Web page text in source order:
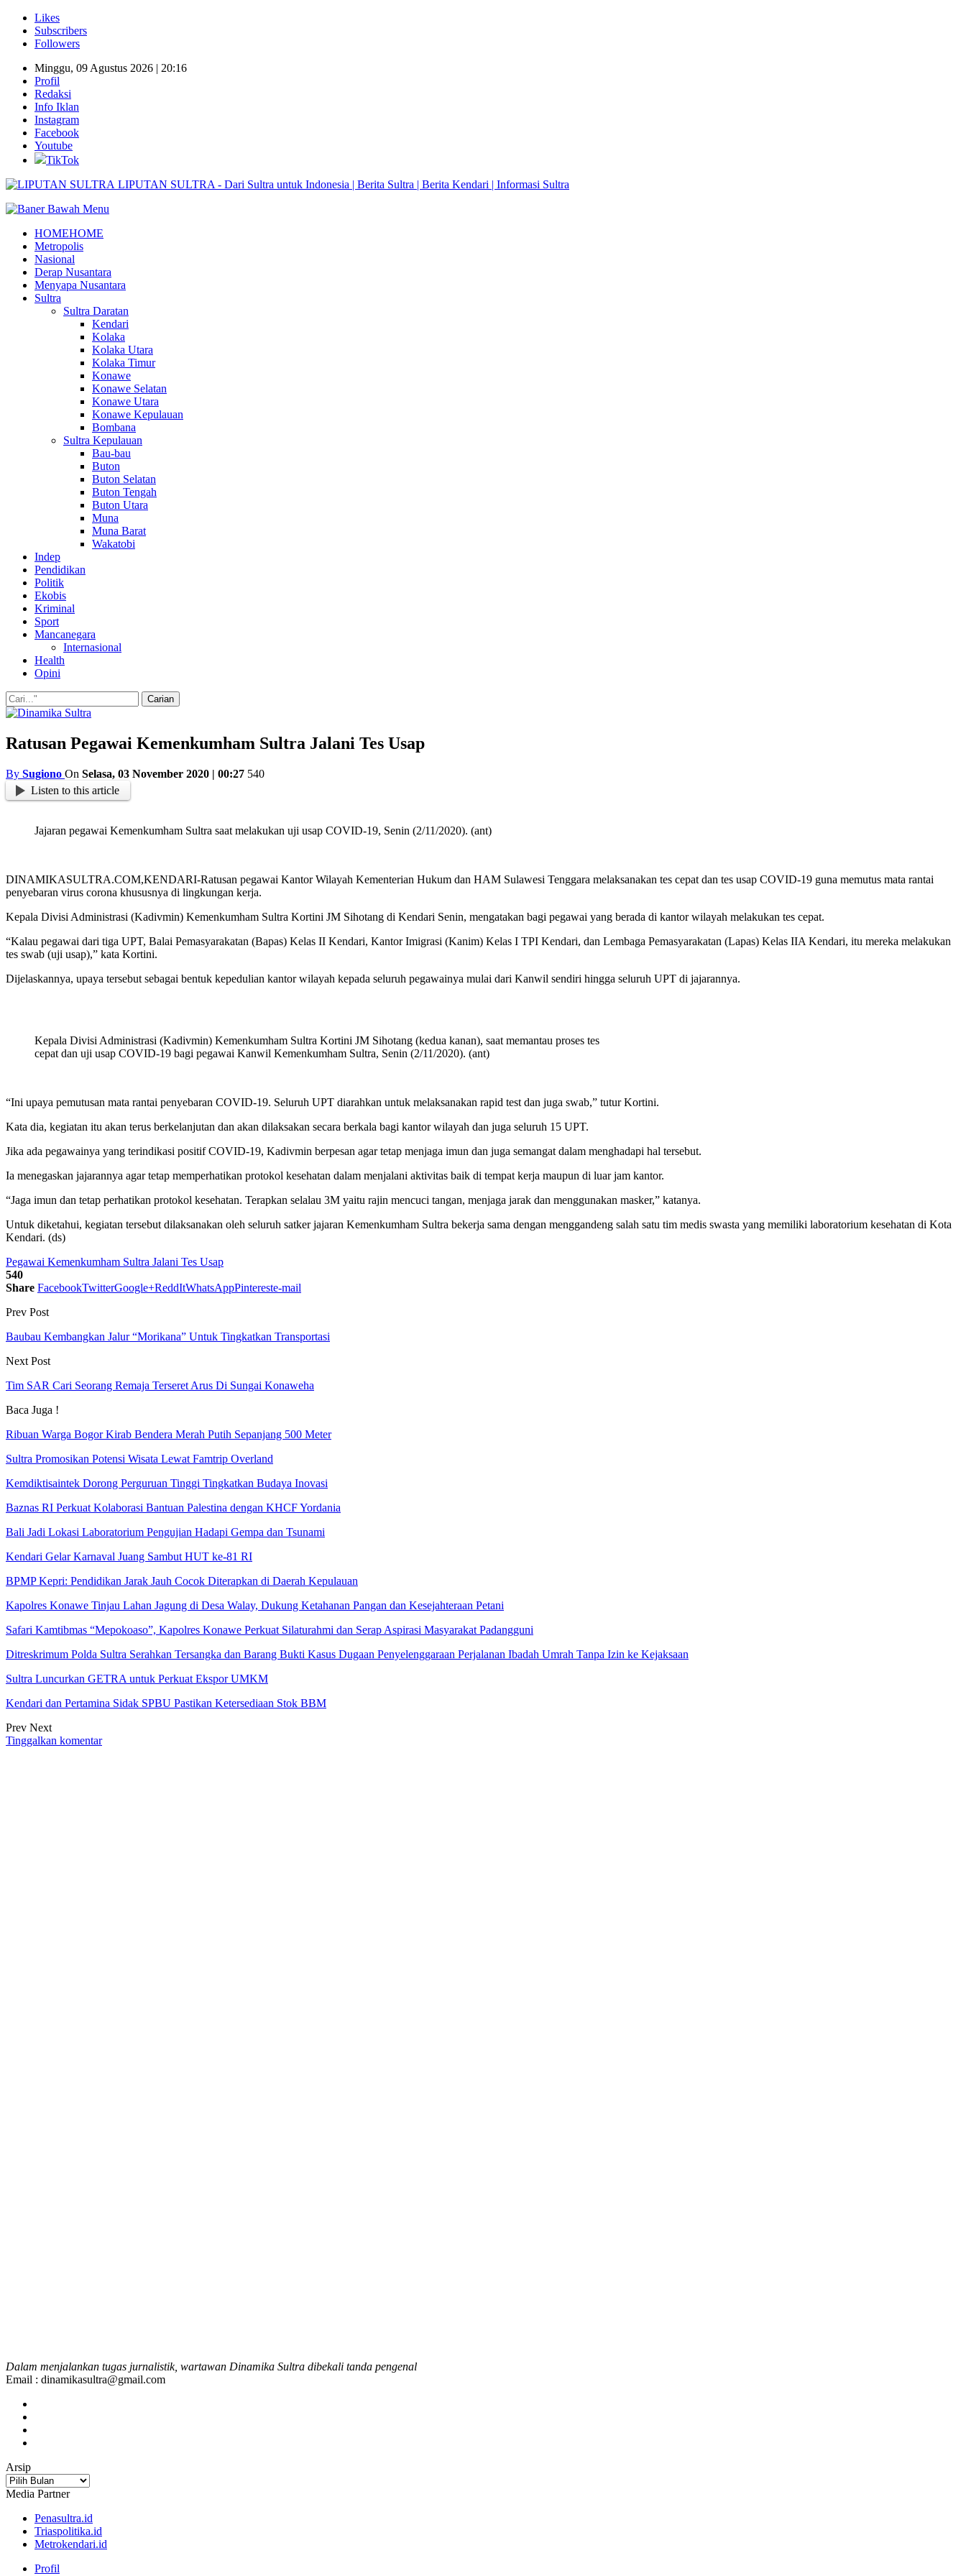
Likes
Subscribers
Followers
Minggu, 09 Agustus 2026 | 20:16
Profil
Redaksi
Info Iklan
Instagram
Facebook
Youtube
TikTok
LIPUTAN SULTRA - Dari Sultra untuk Indonesia | Berita Sultra | Berita Kendari | Informasi Sultra
HOMEHOME
Metropolis
Nasional
Derap Nusantara
Menyapa Nusantara
Sultra
Sultra Daratan
Kendari
Kolaka
Kolaka Utara
Kolaka Timur
Konawe
Konawe Selatan
Konawe Utara
Konawe Kepulauan
Bombana
Sultra Kepulauan
Bau-bau
Buton
Buton Selatan
Buton Tengah
Buton Utara
Muna
Muna Barat
Wakatobi
Indep
Pendidikan
Politik
Ekobis
Kriminal
Sport
Mancanegara
Internasional
Health
Opini
Ratusan Pegawai Kemenkumham Sultra Jalani Tes Usap
By Sugiono On Selasa, 03 November 2020 | 00:27 540
Listen to this article
Jajaran pegawai Kemenkumham Sultra saat melakukan uji usap COVID-19, Senin (2/11/2020). (ant)
DINAMIKASULTRA.COM,KENDARI-Ratusan pegawai Kantor Wilayah Kementerian Hukum dan HAM Sulawesi Tenggara melaksanakan tes cepat dan tes usap COVID-19 guna memutus mata rantai
penyebaran virus corona khususnya di lingkungan kerja.
Kepala Divisi Administrasi (Kadivmin) Kemenkumham Sultra Kortini JM Sihotang di Kendari Senin, mengatakan bagi pegawai yang berada di kantor wilayah melakukan tes cepat.
“Kalau pegawai dari tiga UPT, Balai Pemasyarakatan (Bapas) Kelas II Kendari, Kantor Imigrasi (Kanim) Kelas I TPI Kendari, dan Lembaga Pemasyarakatan (Lapas) Kelas IIA Kendari, itu mereka melakukan
tes swab (uji usap),” kata Kortini.
Dijelaskannya, upaya tersebut sebagai bentuk kepedulian kantor wilayah kepada seluruh pegawainya mulai dari Kanwil sendiri hingga seluruh UPT di jajarannya.
Kepala Divisi Administrasi (Kadivmin) Kemenkumham Sultra Kortini JM Sihotang (kedua kanan), saat memantau proses tes
cepat dan uji usap COVID-19 bagi pegawai Kanwil Kemenkumham Sultra, Senin (2/11/2020). (ant)
“Ini upaya pemutusan mata rantai penyebaran COVID-19. Seluruh UPT diarahkan untuk melaksanakan rapid test dan juga swab,” tutur Kortini.
Kata dia, kegiatan itu akan terus berkelanjutan dan akan dilaksakan secara berkala bagi kantor wilayah dan juga seluruh 15 UPT.
Jika ada pegawainya yang terindikasi positif COVID-19, Kadivmin berpesan agar tetap menjaga imun dan juga semangat dalam menghadapi hal tersebut.
Ia menegaskan jajarannya agar tetap memperhatikan protokol kesehatan dalam menjalani aktivitas baik di tempat kerja maupun di luar jam kantor.
“Jaga imun dan tetap perhatikan protokol kesehatan. Terapkan selalau 3M yaitu rajin mencuci tangan, menjaga jarak dan menggunakan masker,” katanya.
Untuk diketahui, kegiatan tersebut dilaksanakan oleh seluruh satker jajaran Kemenkumham Sultra bekerja sama dengan menggandeng salah satu tim medis swasta yang memiliki laboratorium kesehatan di Kota
Kendari. (ds)
Pegawai Kemenkumham Sultra Jalani Tes Usap
540
Share FacebookTwitterGoogle+ReddItWhatsAppPintereste-mail
Prev Post
Baubau Kembangkan Jalur “Morikana” Untuk Tingkatkan Transportasi
Next Post
Tim SAR Cari Seorang Remaja Terseret Arus Di Sungai Konaweha
Baca Juga !
Ribuan Warga Bogor Kirab Bendera Merah Putih Sepanjang 500 Meter
Sultra Promosikan Potensi Wisata Lewat Famtrip Overland
Kemdiktisaintek Dorong Perguruan Tinggi Tingkatkan Budaya Inovasi
Baznas RI Perkuat Kolaborasi Bantuan Palestina dengan KHCF Yordania
Bali Jadi Lokasi Laboratorium Pengujian Hadapi Gempa dan Tsunami
Kendari Gelar Karnaval Juang Sambut HUT ke-81 RI
BPMP Kepri: Pendidikan Jarak Jauh Cocok Diterapkan di Daerah Kepulauan
Kapolres Konawe Tinjau Lahan Jagung di Desa Walay, Dukung Ketahanan Pangan dan Kesejahteraan Petani
Safari Kamtibmas “Mepokoaso”, Kapolres Konawe Perkuat Silaturahmi dan Serap Aspirasi Masyarakat Padangguni
Ditreskrimum Polda Sultra Serahkan Tersangka dan Barang Bukti Kasus Dugaan Penyelenggaraan Perjalanan Ibadah Umrah Tanpa Izin ke Kejaksaan
Sultra Luncurkan GETRA untuk Perkuat Ekspor UMKM
Kendari dan Pertamina Sidak SPBU Pastikan Ketersediaan Stok BBM
Prev Next
Tinggalkan komentar
Dalam menjalankan tugas jurnalistik, wartawan Dinamika Sultra dibekali tanda pengenal
Email : dinamikasultra@gmail.com
Arsip
Arsip
Media Partner
Penasultra.id
Triaspolitika.id
Metrokendari.id
Profil